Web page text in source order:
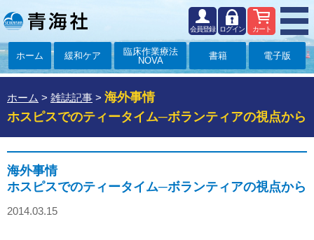
カート
ログイン
会員登録
ホーム 緩和ケア
臨床作業療法
NOVA
書籍 電子版
ホーム > 雑誌記事 > 海外事情
ホスピスでのティータイム─ボランティアの視点から
海外事情
ホスピスでのティータイム─ボランティアの視点から
2014.03.15